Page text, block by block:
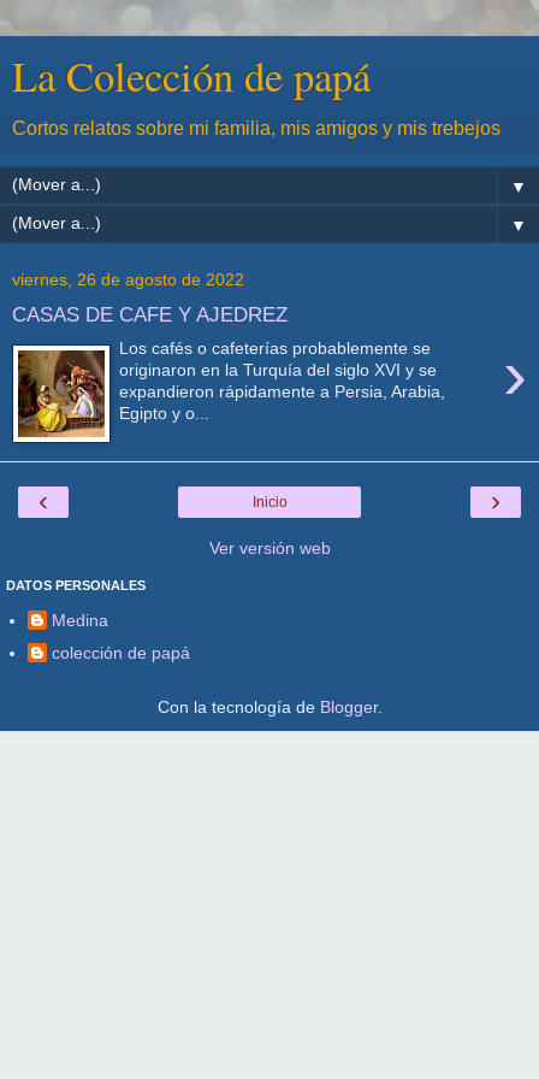
La Colección de papá
Cortos relatos sobre mi familia, mis amigos y mis trebejos
▼
▼
viernes, 26 de agosto de 2022
CASAS DE CAFE Y AJEDREZ
›
Los cafés o cafeterías probablemente se
originaron en la Turquía del siglo XVI y se
expandieron rápidamente a Persia, Arabia,
Egipto y o...
‹ ›
Inicio
Ver versión web
DATOS PERSONALES
Medina
colección de papá
Con la tecnología de Blogger.